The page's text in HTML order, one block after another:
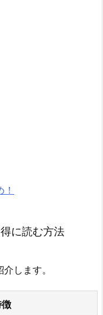
に読む方法
します。